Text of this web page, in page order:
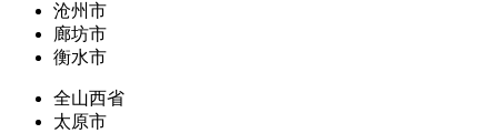
沧州市
廊坊市
衡水市
全山西省
太原市